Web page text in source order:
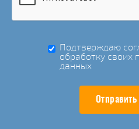
Подтверждаю
обработку своих
данных
Отправить